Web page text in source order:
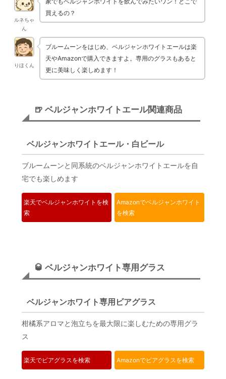
ルネちゃ
ん
買えるの？
りほくん
ブルームーンをはじめ、ベルジャンホワイトエールは楽
天やAmazonで購入できますよ。専用のグラスもあると
更に美味しく楽しめます！
🍺 ベルジャンホワイトエール関連商品
ベルジャンホワイトエール・白ビール
ブルームーンと同系統のベルジャンホワイトエールを自
宅でも楽しめます
楽天でベルジャンホワイトを検
索
Amazonでベルジャンホワイト
を検索
🥃 ベルジャンホワイト専用グラス
ベルジャンホワイト専用ビアグラス
柑橘系アロマと泡立ちを最大限に楽しむための専用グラ
ス
楽天でビアグラスを検索 Amazonでビアグラスを検索